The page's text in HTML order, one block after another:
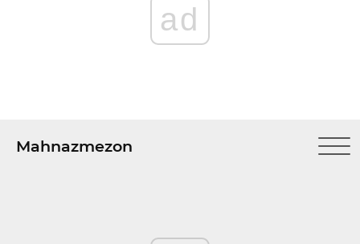
ad
Mahnazmezon